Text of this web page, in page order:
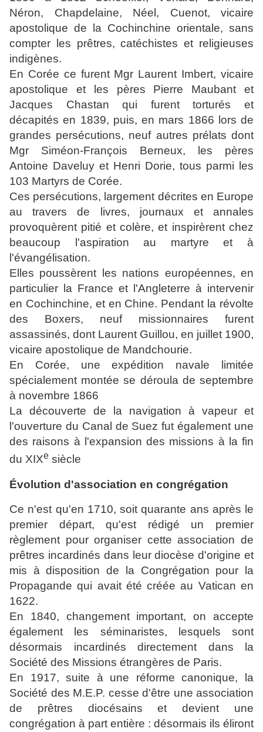
Néron, Chapdelaine, Néel, Cuenot, vicaire
apostolique de la Cochinchine orientale, sans
compter les prêtres, catéchistes et religieuses
indigènes.
En Corée ce furent Mgr Laurent Imbert, vicaire
apostolique et les pères Pierre Maubant et
Jacques Chastan qui furent torturés et
décapités en 1839, puis, en mars 1866 lors de
grandes persécutions, neuf autres prélats dont
Mgr Siméon-François Berneux, les pères
Antoine Daveluy et Henri Dorie, tous parmi les
103 Martyrs de Corée.
Ces persécutions, largement décrites en Europe
au travers de livres, journaux et annales
provoquèrent pitié et colère, et inspirèrent chez
beaucoup l'aspiration au martyre et à
l'évangélisation.
Elles poussèrent les nations européennes, en
particulier la France et l'Angleterre à intervenir
en Cochinchine, et en Chine. Pendant la révolte
des Boxers, neuf missionnaires furent
assassinés, dont Laurent Guillou, en juillet 1900,
vicaire apostolique de Mandchourie.
En Corée, une expédition navale limitée
spécialement montée se déroula de septembre
à novembre 1866
La découverte de la navigation à vapeur et
l'ouverture du Canal de Suez fut également une
des raisons à l'expansion des missions à la fin
du XIXe siècle
Évolution d'association en congrégation
Ce n'est qu'en 1710, soit quarante ans après le
premier départ, qu'est rédigé un premier
règlement pour organiser cette association de
prêtres incardinés dans leur diocèse d'origine et
mis à disposition de la Congrégation pour la
Propagande qui avait été créée au Vatican en
1622.
En 1840, changement important, on accepte
également les séminaristes, lesquels sont
désormais incardinés directement dans la
Société des Missions étrangères de Paris.
En 1917, suite à une réforme canonique, la
Société des M.E.P. cesse d'être une association
de prêtres diocésains et devient une
congrégation à part entière : désormais ils éliront